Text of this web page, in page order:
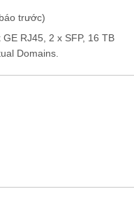
trước)
RJ45, 2 x SFP, 16 TB
Domains.